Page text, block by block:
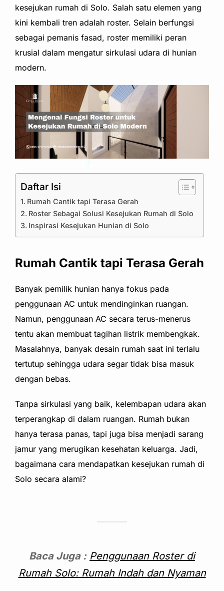
kesejukan rumah di Solo. Salah satu elemen yang
kini kembali tren adalah roster. Selain berfungsi
sebagai pemanis fasad, roster memiliki peran
krusial dalam mengatur sirkulasi udara di hunian
modern.
Daftar Isi
Rumah Cantik tapi Terasa Gerah
Roster Sebagai Solusi Kesejukan Rumah di Solo
Inspirasi Kesejukan Hunian di Solo
Rumah Cantik tapi Terasa Gerah
Banyak pemilik hunian hanya fokus pada
penggunaan AC untuk mendinginkan ruangan.
Namun, penggunaan AC secara terus-menerus
tentu akan membuat tagihan listrik membengkak.
Masalahnya, banyak desain rumah saat ini terlalu
tertutup sehingga udara segar tidak bisa masuk
dengan bebas.
Tanpa sirkulasi yang baik, kelembapan udara akan
terperangkap di dalam ruangan. Rumah bukan
hanya terasa panas, tapi juga bisa menjadi sarang
jamur yang merugikan kesehatan keluarga. Jadi,
bagaimana cara mendapatkan kesejukan rumah di
Solo secara alami?
Baca Juga : Penggunaan Roster di
Rumah Solo: Rumah Indah dan Nyaman